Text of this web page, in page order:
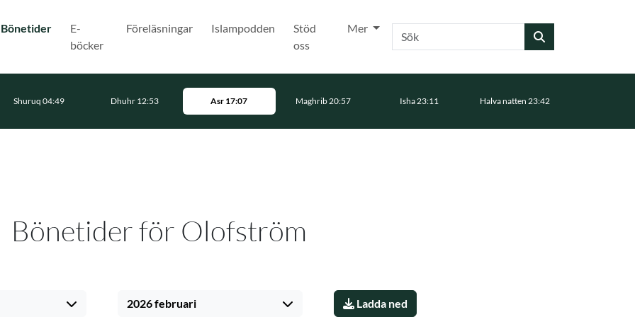
Bönetider(Nuvarande)
E-
böcker
Föreläsningar Islampodden
Stöd
oss
Mer Sök
Shuruq 04:49 Dhuhr 12:53 Asr 17:07 Maghrib 20:57 Isha 23:11 Halva natten 23:42
Bönetider för Olofström
2026 februari Ladda ned